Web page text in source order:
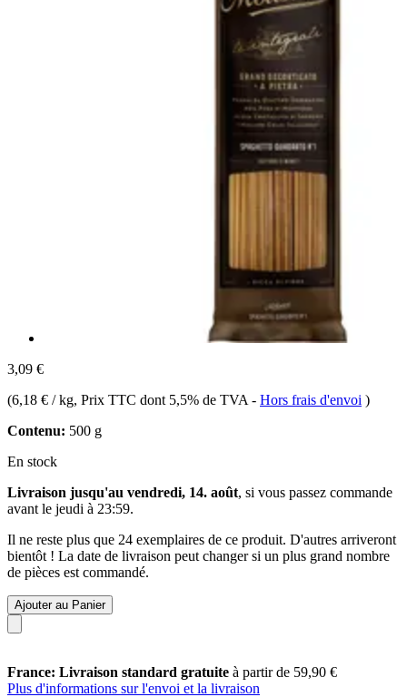
3,09 €
(6,18 € / kg, Prix TTC dont 5,5% de TVA - Hors frais d'envoi )
Contenu: 500 g
En stock
Livraison jusqu'au vendredi, 14. août, si vous passez commande
avant le jeudi à 23:59.
Il ne reste plus que 24 exemplaires de ce produit. D'autres arriveront
bientôt ! La date de livraison peut changer si un plus grand nombre
de pièces est commandé.
Ajouter au Panier
France: Livraison standard gratuite à partir de 59,90 €
Plus d'informations sur l'envoi et la livraison